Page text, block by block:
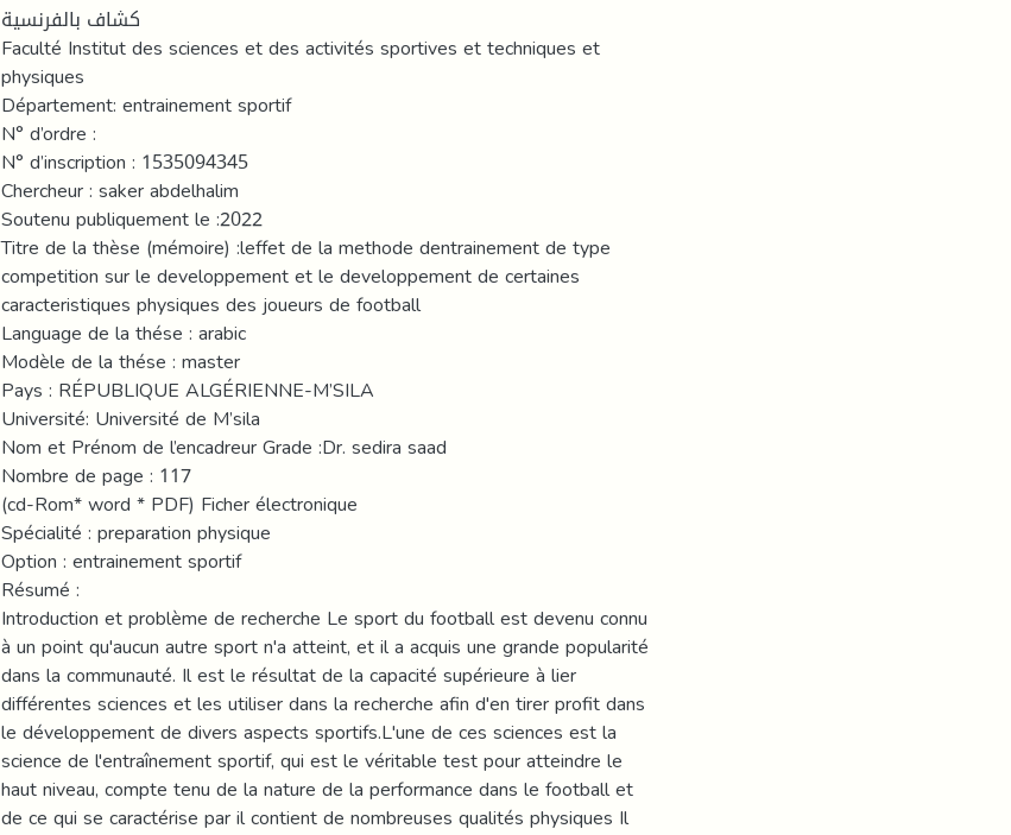
كشاف بالفرنسية
Faculté Institut des sciences et des activités sportives et techniques et
physiques
Département: entrainement sportif
N° d’ordre :
N° d’inscription : 1535094345
Chercheur : saker abdelhalim
Soutenu publiquement le :2022
Titre de la thèse (mémoire) :leffet de la methode dentrainement de type
competition sur le developpement et le developpement de certaines
caracteristiques physiques des joueurs de football
Language de la thése : arabic
Modèle de la thése : master
Pays : RÉPUBLIQUE ALGÉRIENNE-M’SILA
Université: Université de M’sila
Nom et Prénom de l’encadreur Grade :Dr. sedira saad
Nombre de page : 117
(cd-Rom* word * PDF) Ficher électronique
Spécialité : preparation physique
Option : entrainement sportif
Résumé :
Introduction et problème de recherche Le sport du football est devenu connu
à un point qu'aucun autre sport n'a atteint, et il a acquis une grande popularité
dans la communauté. Il est le résultat de la capacité supérieure à lier
différentes sciences et les utiliser dans la recherche afin d'en tirer profit dans
le développement de divers aspects sportifs.L'une de ces sciences est la
science de l'entraînement sportif, qui est le véritable test pour atteindre le
haut niveau, compte tenu de la nature de la performance dans le football et
de ce qui se caractérise par il contient de nombreuses qualités physiques Il